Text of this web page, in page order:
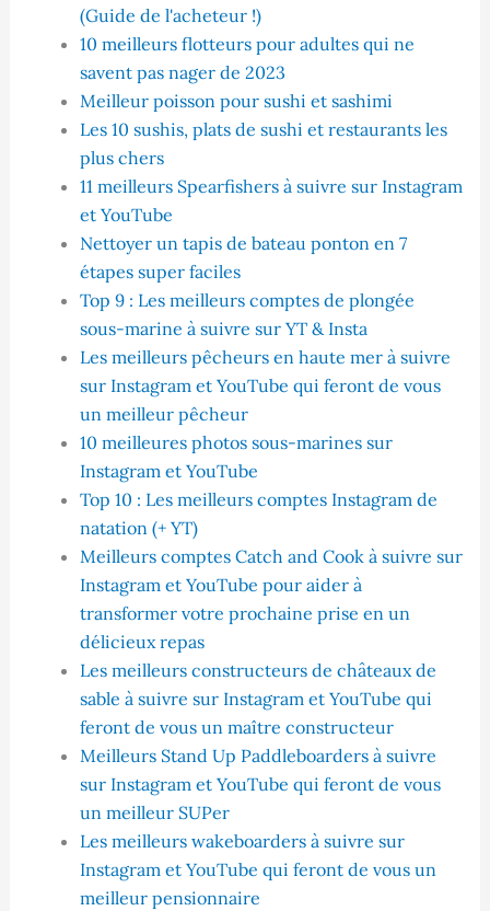
(Guide de l'acheteur !)
10 meilleurs flotteurs pour adultes qui ne
savent pas nager de 2023
Meilleur poisson pour sushi et sashimi
Les 10 sushis, plats de sushi et restaurants les
plus chers
11 meilleurs Spearfishers à suivre sur Instagram
et YouTube
Nettoyer un tapis de bateau ponton en 7
étapes super faciles
Top 9 : Les meilleurs comptes de plongée
sous-marine à suivre sur YT & Insta
Les meilleurs pêcheurs en haute mer à suivre
sur Instagram et YouTube qui feront de vous
un meilleur pêcheur
10 meilleures photos sous-marines sur
Instagram et YouTube
Top 10 : Les meilleurs comptes Instagram de
natation (+ YT)
Meilleurs comptes Catch and Cook à suivre sur
Instagram et YouTube pour aider à
transformer votre prochaine prise en un
délicieux repas
Les meilleurs constructeurs de châteaux de
sable à suivre sur Instagram et YouTube qui
feront de vous un maître constructeur
Meilleurs Stand Up Paddleboarders à suivre
sur Instagram et YouTube qui feront de vous
un meilleur SUPer
Les meilleurs wakeboarders à suivre sur
Instagram et YouTube qui feront de vous un
meilleur pensionnaire